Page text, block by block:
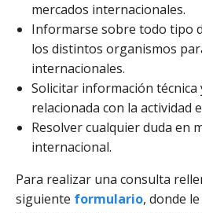
mercados internacionales.
Informarse sobre todo tipo
los distintos organismos
internacionales.
Solicitar información técnica
relacionada con la actividad
Resolver cualquier duda en
internacional.
Para realizar una consulta
siguiente formulario, donde